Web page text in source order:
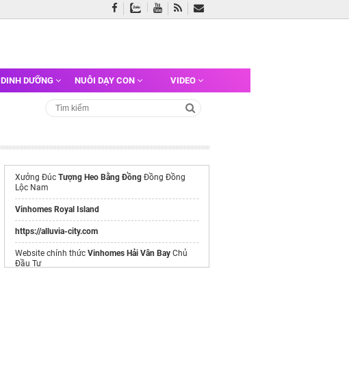
DINH DƯỠNG NUÔI DẠY CON VIDEO
Xưởng Đúc Tượng Heo Bằng Đồng Đồng Đồng
Lộc Nam
Vinhomes Royal Island
https://alluvia-city.com
Website chính thức Vinhomes Hải Vân Bay Chủ
Đầu Tư